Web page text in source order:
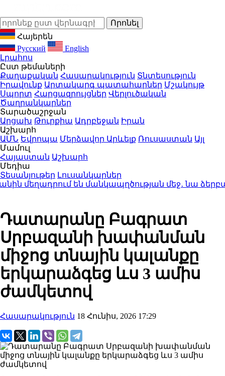
Հայերեն
Русский
English
Լրահոս
Ըստ թեմաների
Քաղաքական Հասարակություն Տնտեսություն
Իրավունք Արտակարգ պատահարներ Մշակույթ
Սպորտ Հարցազրույցներ Վերլուծական
Ծաղրանկարներ
Տարածաշրջան
Արցախ Թուրքիա Ադրբեջան Իրան
Աշխարհ
ԱՄՆ Եվրոպա Մերձավոր Արևելք Ռուսաստան Այլ
Մամուլ
Հայաստան Աշխարհ
Մեդիա
Տեսանյութեր Լուսանկարներ
են մանկապղծության մեջ․ նա
Դատարանը Բագրատ
Սրբազանի խափանման
միջոց տնային կալանքը
երկարաձգեց ևս 3 ամիս
ժամկետով
Հասարակություն 18 Հունիս, 2026 17:29